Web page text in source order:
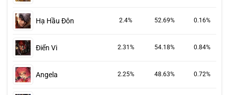
Hạ Hầu Đôn 2.4% 52.69% 0.16%
Điển Vi 2.31% 54.18% 0.84%
Angela 2.25% 48.63% 0.72%